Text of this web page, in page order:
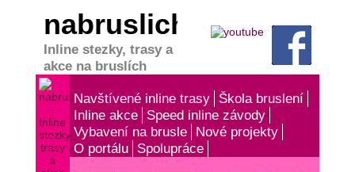
nabruslich.cz
Inline stezky, trasy a
akce na bruslích
Navštívené inline trasy
Škola bruslení
Inline akce
Speed inline závody
Vybavení na brusle
Nové projekty
O portálu
Spolupráce